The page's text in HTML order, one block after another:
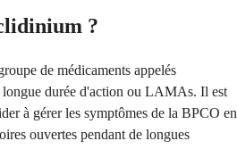
?
de médicaments appelés
longue durée d'action ou LAMAs. Il est
à gérer les symptômes de la BPCO en
ouvertes pendant de longues